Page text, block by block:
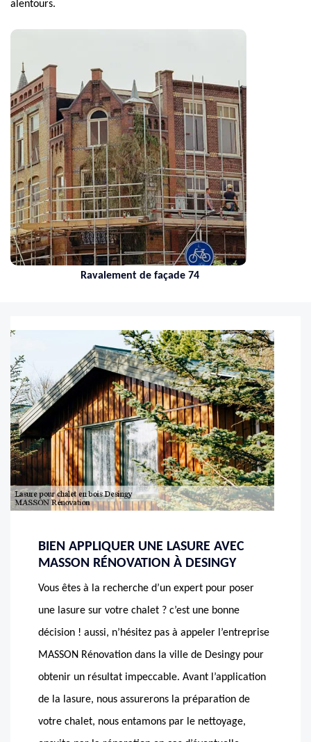
alentours.
Ravalement de façade 74
BIEN APPLIQUER UNE LASURE AVEC
MASSON RÉNOVATION À DESINGY
Vous êtes à la recherche d’un expert pour poser
une lasure sur votre chalet ? c’est une bonne
décision ! aussi, n’hésitez pas à appeler l’entreprise
MASSON Rénovation dans la ville de Desingy pour
obtenir un résultat impeccable. Avant l’application
de la lasure, nous assurerons la préparation de
votre chalet, nous entamons par le nettoyage,